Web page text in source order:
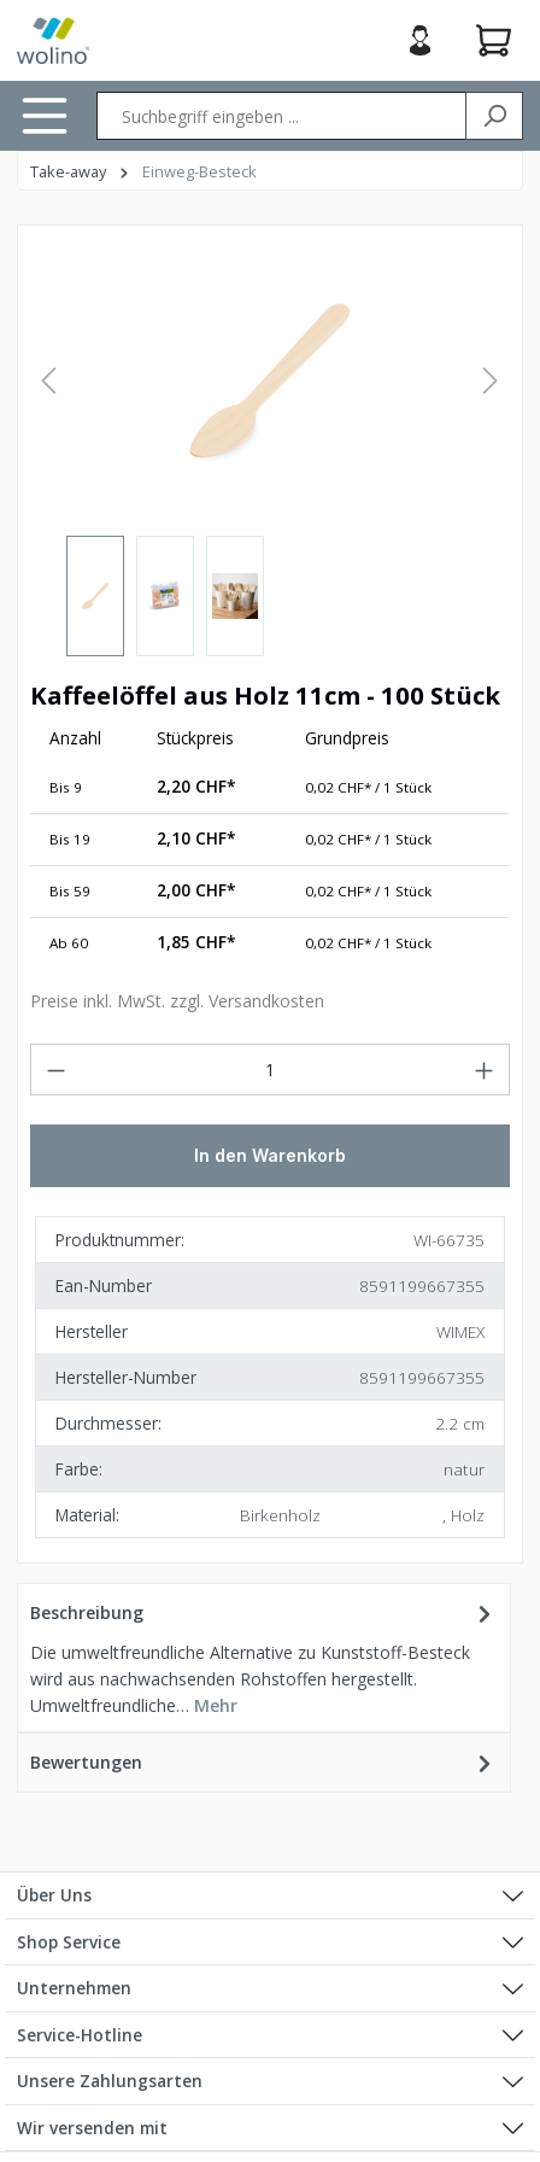
springen
Take-away Einweg-Besteck
Kaffeelöffel aus Holz 11cm - 100 Stück
Anzahl Stückpreis Grundpreis
Bis 9 2,20 CHF* 0,02 CHF* / 1 Stück
Bis 19 2,10 CHF* 0,02 CHF* / 1 Stück
Bis59 2,00 CHF* 0,02 CHF* / 1 Stück
Ab 60 1,85 CHF* 0,02 CHF* / 1 Stück
Preise inkl. MwSt. zzgl. Versandkosten
In den Warenkorb
Produktnummer:
WI-66735
Ean-Number
8591199667355
Hersteller
WIMEX
Hersteller-Number
8591199667355
Durchmesser:
2.2 cm
Farbe:
natur
Material:
Birkenholz , Holz
Beschreibung
Die umweltfreundliche Alternative zu Kunststoff-Besteck
wird aus nachwachsenden Rohstoffen hergestellt.
Umweltfreundliche… Mehr
Bewertungen
Über Uns
Shop Service
Unternehmen
Service-Hotline
Unsere Zahlungsarten
Wir versenden mit